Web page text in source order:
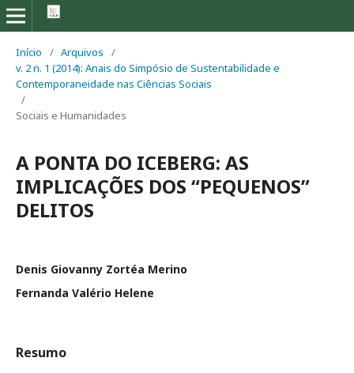
Início / Arquivos
/
v. 2 n. 1 (2014): Anais do Simpósio de Sustentabilidade e
Contemporaneidade nas Ciências Sociais
/
Sociais e Humanidades
A PONTA DO ICEBERG: AS
IMPLICAÇÕES DOS “PEQUENOS”
DELITOS
Denis Giovanny Zortéa Merino
Fernanda Valério Helene
Resumo